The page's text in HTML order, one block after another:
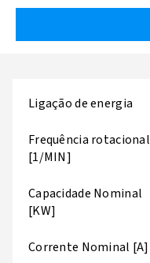
Ligação de energia
Frequência rotacional
[1/MIN]
Capacidade Nominal
[KW]
Corrente Nominal [A]